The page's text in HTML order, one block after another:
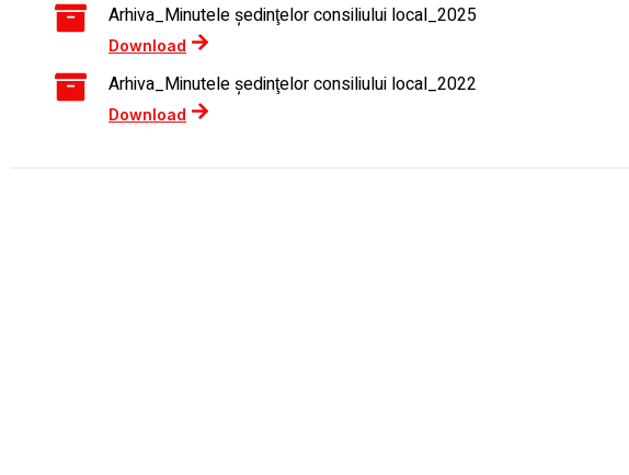
Arhiva_Minutele şedinţelor consiliului local_2025
Download
Arhiva_Minutele şedinţelor consiliului local_2022
Download